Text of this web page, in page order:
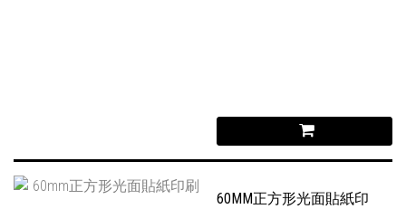
60MM正方形光面貼紙印